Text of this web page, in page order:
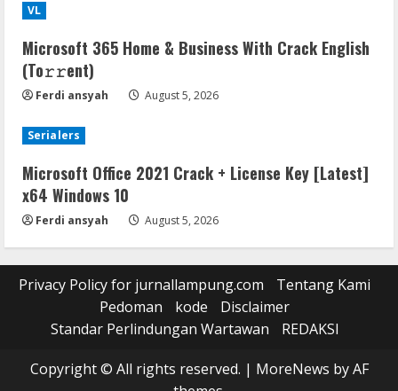
VL
Microsoft 365 Home & Business With Crack English
(To𝚛𝚛еnt)
Ferdi ansyah August 5, 2026
Serialers
Microsoft Office 2021 Crack + License Key [Latest]
x64 Windows 10
Ferdi ansyah August 5, 2026
Privacy Policy for jurnallampung.com
Tentang Kami
Pedoman
kode
Disclaimer
Standar Perlindungan Wartawan
REDAKSI
Copyright © All rights reserved. | MoreNews by AF